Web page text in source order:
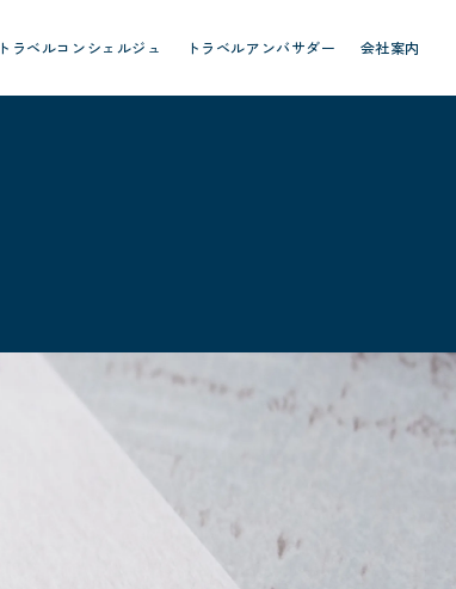
トラベルコンシェルジュ トラベルアンバサダー 会社案内